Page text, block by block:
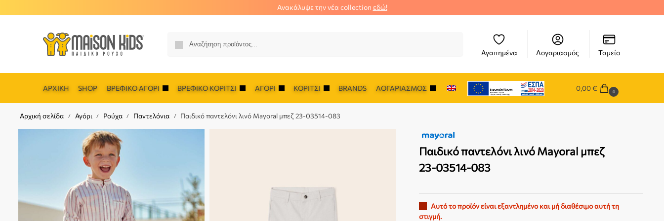
Ανακάλυψε την νέα collection εδώ!
Αγαπημένα Λογαριασμός Ταμείο
ΑΡΧΙΚΉ SHOP ΒΡΕΦΙΚΌ ΑΓΌΡΙ ΒΡΕΦΙΚΌ ΚΟΡΊΤΣΙ ΑΓΌΡΙ ΚΟΡΊΤΣΙ BRANDS ΛΟΓΑΡΙΑΣΜΌΣ 0,00€ 0
Αρχική σελίδα / Αγόρι / Ρούχα / Παντελόνια / Παιδικό παντελόνι λινό Mayoral μπεζ 23-03514-083
Παιδικό παντελόνι λινό Mayoral μπεζ
23-03514-083
Αυτό το προϊόν είναι εξαντλημένο και μή διαθέσιμο αυτή τη
στιγμή.